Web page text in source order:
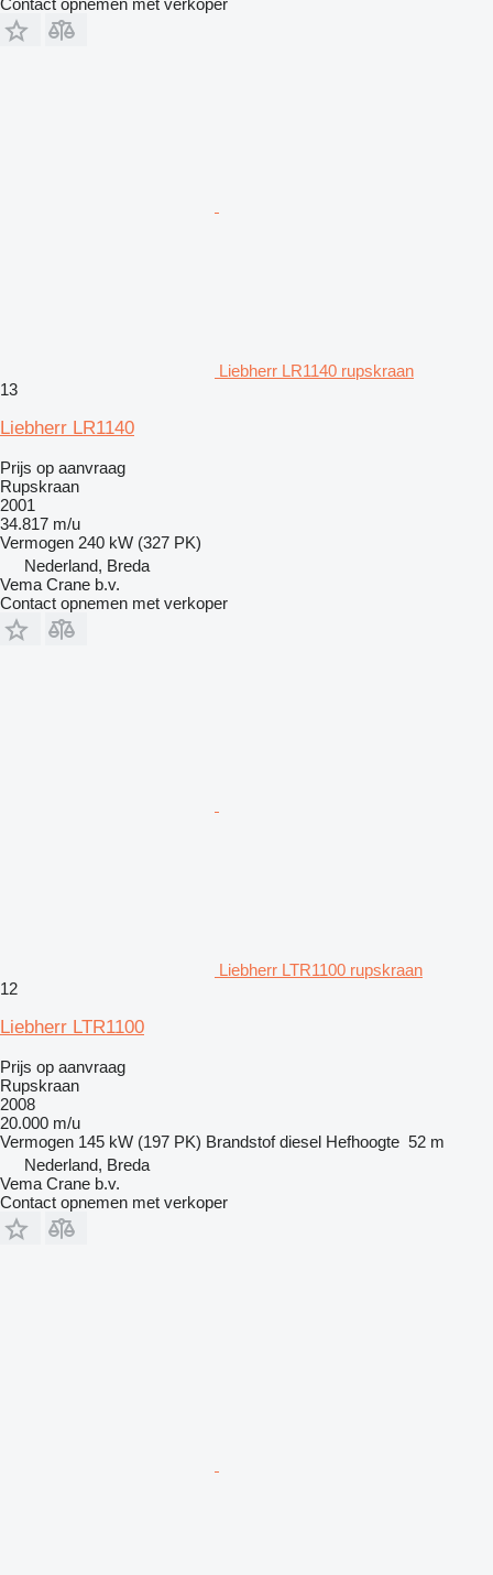
Contact opnemen met verkoper
Liebherr LR1140 rupskraan
13
Liebherr LR1140
Prijs op aanvraag
Rupskraan
2001
34.817 m/u
Vermogen 240 kW (327 PK)
Nederland, Breda
Vema Crane b.v.
Contact opnemen met verkoper
Liebherr LTR1100 rupskraan
12
Liebherr LTR1100
Prijs op aanvraag
Rupskraan
2008
20.000 m/u
Vermogen 145 kW (197 PK) Brandstof diesel Hefhoogte 52 m
Nederland, Breda
Vema Crane b.v.
Contact opnemen met verkoper